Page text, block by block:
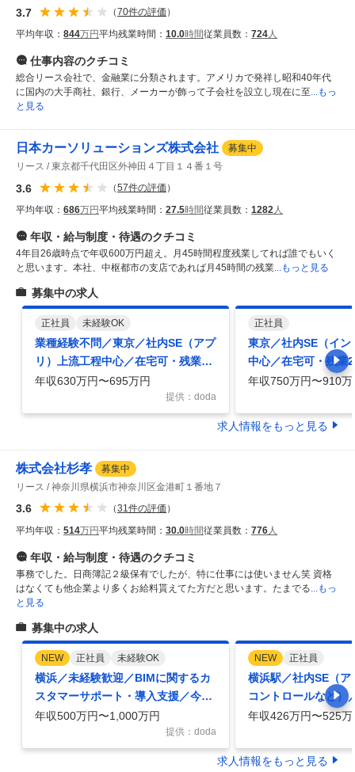
3.7 （70件の評価 ）
平均年収： 844万円平均残業時間： 10.0時間従業員数： 724人
仕事内容のクチコミ
総合リース会社で、金融業に分類されます。アメリカで発祥し昭和40年代
に国内の大手商社、銀行、メーカーが飾って子会社を設立し現在に至...もっ
と見る
日本カーソリューションズ株式会社
募集中
リース
東京都千代田区外神田４丁目１４番１号
3.6 （57件の評価 ）
平均年収： 686万円平均残業時間： 27.5時間従業員数： 1282人
年収・給与制度・待遇のクチコミ
4年目26歳時点で年収600万円超え。月45時間程度残業してれば誰でもいく
と思います。本社、中枢都市の支店であれば月45時間の残業...もっと見る
募集中の求人
正社員 未経験OK
業種経験不問／東京／社内SE（アプ
リ）上流工程中心／在宅可・残業20
～30h／育成制度充実
年収630万円〜695万円
提供：doda
正社員
東京／社内SE（イン
中心／在宅可・残業
制度充実
年収750万円〜910万
求人情報をもっと見る
株式会社杉孝
募集中
リース
神奈川県横浜市神奈川区金港町１番地７
3.6 （31件の評価 ）
平均年収： 514万円平均残業時間： 30.0時間従業員数： 776人
年収・給与制度・待遇のクチコミ
事務でした。日商簿記２級保有でしたが、特に仕事には使いません笑 資格
はなくても他企業より多くお給料貰えてた方だと思います。たまでる...もっ
と見る
募集中の求人
NEW 正社員 未経験OK
横浜／未経験歓迎／BIMに関するカ
スタマーサポート・導入支援／今流
行りの建設DXに貢献！福利厚生
年収500万円〜1,000万円
提供：doda
NEW 正社員
横浜駅／社内SE（ア
コントロールなど）
／キャリアパス多数
年収426万円〜525万
求人情報をもっと見る